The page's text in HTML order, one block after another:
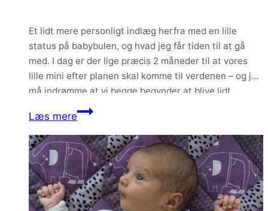
Et lidt mere personligt indlæg herfra med en lille
status på babybulen, og hvad jeg får tiden til at gå
med. I dag er der lige præcis 2 måneder til at vores
lille mini efter planen skal komme til verdenen – og jeg
må indrømme at vi begge begynder at blive lidt
utålmodige herhjemme. Udelukkende…
Læs mereStatus
babybulen
2
måneder